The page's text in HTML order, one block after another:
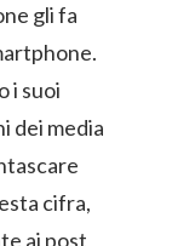
gli fa
i suoi
dei media
cifra,
ai post